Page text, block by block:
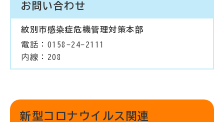
お問い合わせ
紋別市感染症危機管理対策本部
電話：0158-24-2111
内線：208
新型コロナウイルス関連